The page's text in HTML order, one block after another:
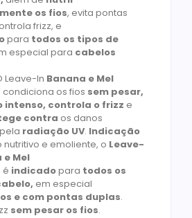
os fios, evita pontas
frizz, e
para todos os tipos de
especial para cabelos
Leave-In Banana e Mel
condiciona os fios sem pesar,
intenso, controla o frizz e
contra os danos
radiação UV. Indicação
nutritivo e emoliente, o Leave-
e Mel
é indicadopara todos os
em especial
e com pontas duplas.
sem pesar os fios.